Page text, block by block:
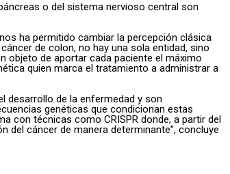
o del sistema nervioso central son
ha permitido cambiar la percepción clásica
de colon, no hay una sola entidad, sino
de aportar cada paciente el máximo
quien marca el tratamiento a administrar a
desarrollo de la enfermedad y son
genéticas que condicionan estas
con técnicas como CRISPR donde, a partir del
del cáncer de manera determinante”, concluye